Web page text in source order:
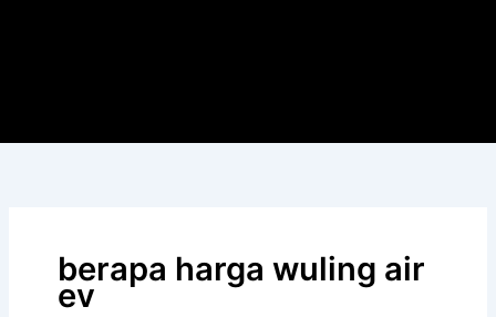
berapa harga wuling air
ev